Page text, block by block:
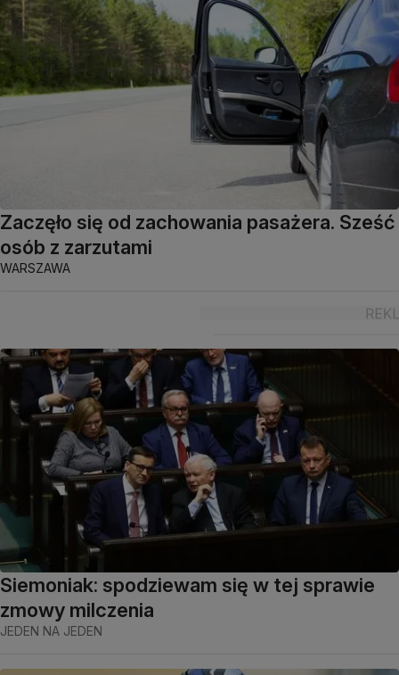
Zaczęło się od zachowania pasażera. Sześć
osób z zarzutami
WARSZAWA
Siemoniak: spodziewam się w tej sprawie
zmowy milczenia
JEDEN NA JEDEN